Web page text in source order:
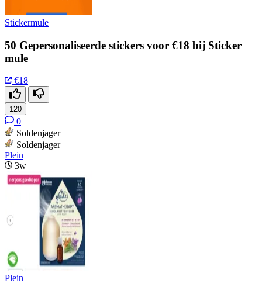
Stickermule
50 Gepersonaliseerde stickers voor €18 bij Sticker
mule
€18
120
0
Soldenjager
Soldenjager
Plein
3w
Plein